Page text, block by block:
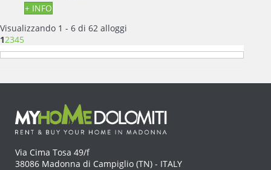
+ INFO
Visualizzando 1 - 6 di 62 alloggi
12345
Via Cima Tosa 49/f
38086 Madonna di Campiglio (TN) - ITALY